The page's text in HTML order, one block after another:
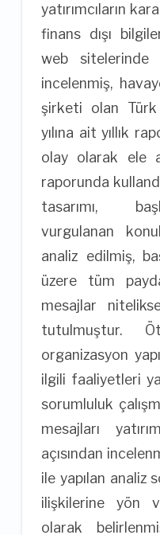
yatırımcıların
finans dışı
web sitelerinde
incelenmiş,
şirketi olan Türk
yılına ait yıllık
olay olarak ele
raporunda
tasarımı,
vurgulanan
analiz edilmiş,
üzere tüm
mesajlar
tutulmuştur.
organizasyon
ilgili faaliyetleri
sorumluluk
mesajları
açısından
ile yapılan analiz
ilişkilerine yön
olarak